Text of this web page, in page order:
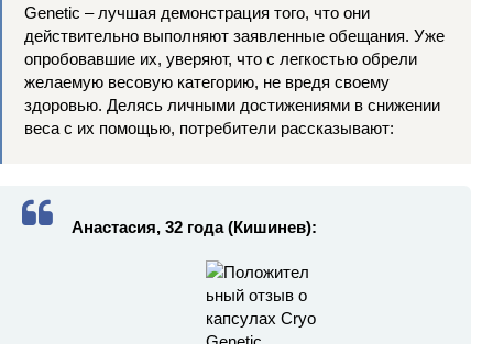
Genetic – лучшая демонстрация того, что они
действительно выполняют заявленные обещания. Уже
опробовавшие их, уверяют, что с легкостью обрели
желаемую весовую категорию, не вредя своему
здоровью. Делясь личными достижениями в снижении
веса с их помощью, потребители рассказывают:
Анастасия, 32 года (Кишинев):